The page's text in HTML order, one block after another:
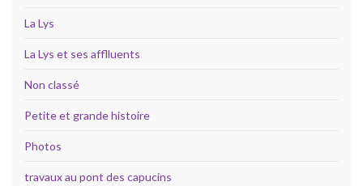
La Lys
La Lys et ses afflluents
Non classé
Petite et grande histoire
Photos
travaux au pont des capucins